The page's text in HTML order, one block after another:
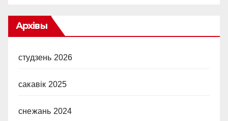
Архівы
студзень 2026
сакавік 2025
снежань 2024